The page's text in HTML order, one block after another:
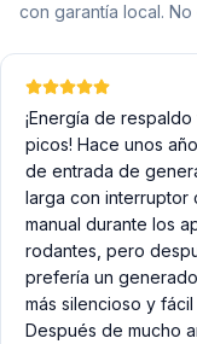
con garantía local.
¡Energía de
picos! Hace unos
de entrada de
larga con interruptor
manual durante los
rodantes, pero
prefería un
más silencioso y fácil
Después de mucho